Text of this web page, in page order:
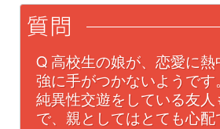
Q 高校生の娘が、恋愛に
強に手がつかないようで
純異性交遊をしている友人
で、親としてはとても心配